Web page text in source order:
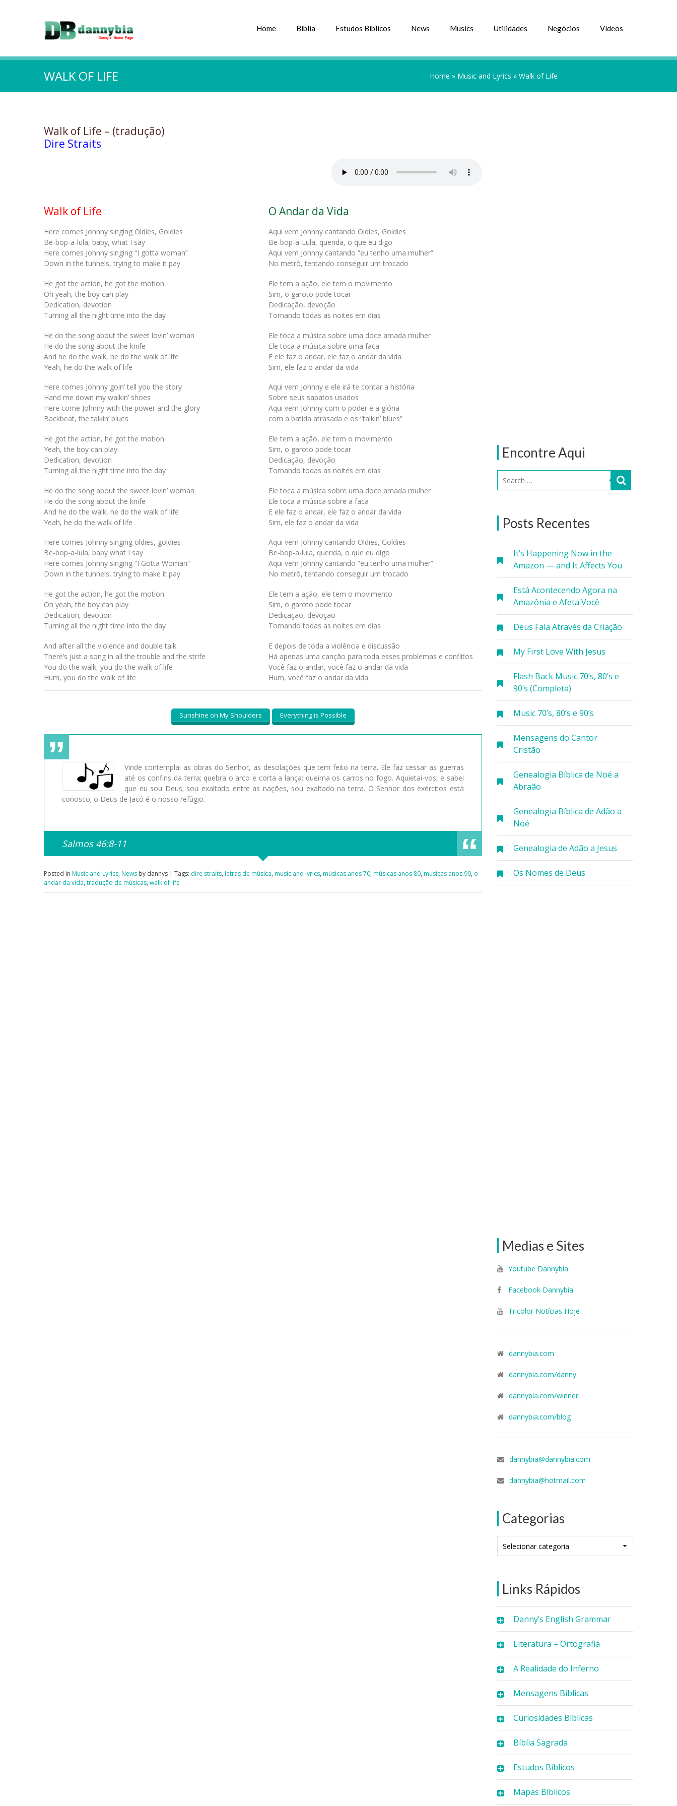
Home Bíblia Estudos Bíblicos News Musics Utilidades Negócios Vídeos
WALK OF LIFE Home » Music and Lyrics » Walk of Life
Encontre Aqui
Posts Recentes
It’s Happening Now in the
Amazon — and It Affects You
Está Acontecendo Agora na
Amazônia e Afeta Você
Deus Fala Através da Criação
My First Love With Jesus
Flash Back Music 70’s, 80’s e
90’s (Completa)
Music 70’s, 80’s e 90’s
Mensagens do Cantor
Cristão
Genealogia Bíblica de Noé a
Abraão
Genealogia Bíblica de Adão a
Noé
Genealogia de Adão a Jesus
Os Nomes de Deus
Medias e Sites
Youtube Dannybia
Facebook Dannybia
Tricolor Notícias Hoje
dannybia.com
dannybia.com/danny
dannybia.com/winner
dannybia.com/blog
dannybia@dannybia.com
dannybia@hotmail.com
Categorias
Links Rápidos
Danny’s English Grammar
Literatura – Ortografia
A Realidade do Inferno
Mensagens Bíblicas
Curiosidades Bíblicas
Bíblia Sagrada
Estudos Bíblicos
Mapas Bíblicos
Walk of Life – (tradução)
Dire Straits
Walk of Life
Here comes Johnny singing Oldies, Goldies
Be-bop-a-lula, baby, what I say
Here comes Johnny singing “I gotta woman”
Down in the tunnels, trying to make it pay
He got the action, he got the motion
Oh yeah, the boy can play
Dedication, devotion
Turning all the night time into the day
He do the song about the sweet lovin’ woman
He do the song about the knife
And he do the walk, he do the walk of life
Yeah, he do the walk of life
Here comes Johnny goin’ tell you the story
Hand me down my walkin’ shoes
Here come Johnny with the power and the glory
Backbeat, the talkin’ blues
He got the action, he got the motion
Yeah, the boy can play
Dedication, devotion
Turning all the night time into the day
He do the song about the sweet lovin’ woman
He do the song about the knife
And he do the walk, he do the walk of life
Yeah, he do the walk of life
Here comes Johnny singing oldies, goldies
Be-bop-a-lula, baby what I say
Here comes Johnny singing “I Gotta Woman”
Down in the tunnels, trying to make it pay
He got the action, he got the motion
Oh yeah, the boy can play
Dedication, devotion
Turning all the night time into the day
And after all the violence and double talk
There’s just a song in all the trouble and the strife
You do the walk, you do the walk of life
Hum, you do the walk of life
O Andar da Vida
Aqui vem Johnny cantando Oldies, Goldies
Be-bop-a-Lula, querida, o que eu digo
Aqui vem Johnny cantando “eu tenho uma mulher”
No metrô, tentando conseguir um trocado
Ele tem a ação, ele tem o movimento
Sim, o garoto pode tocar
Dedicação, devoção
Tornando todas as noites em dias
Ele toca a música sobre uma doce amada mulher
Ele toca a música sobre uma faca
E ele faz o andar, ele faz o andar da vida
Sim, ele faz o andar da vida
Aqui vem Johnny e ele irá te contar a história
Sobre seus sapatos usados
Aqui vem Johnny com o poder e a glória
com a batida atrasada e os “talkin’ blues”
Ele tem a ação, ele tem o movimento
Sim, o garoto pode tocar
Dedicação, devoção
Tornando todas as noites em dias
Ele toca a música sobre uma doce amada mulher
Ele toca a música sobre a faca
E ele faz o andar, ele faz o andar da vida
Sim, ele faz o andar da vida
Aqui vem Johnny cantando Oldies, Goldies
Be-bop-a-lula, querida, o que eu digo
Aqui vem Johnny cantando “eu tenho uma mulher”
No metrô, tentando conseguir um trocado
Ele tem a ação, ele tem o movimento
Sim, o garoto pode tocar
Dedicação, devoção
Tornando todas as noites em dias
E depois de toda a violência e discussão
Há apenas uma canção para toda esses problemas e conflitos
Você faz o andar, você faz o andar da vida
Hum, você faz o andar da vida
Sunshine on My Shoulders Everything is Possible
Vinde contemplai as obras do Senhor, as desolações que tem feito na terra. Ele faz cessar as guerras
até os confins da terra; quebra o arco e corta a lança; queima os carros no fogo. Aquietai-vos, e sabei
que eu sou Deus; sou exaltado entre as nações, sou exaltado na terra. O Senhor dos exércitos está
conosco; o Deus de Jacó é o nosso refúgio.
Salmos 46:8-11
Posted in Music and Lyrics, News by dannys | Tags: dire straits, letras de música, music and lyrics, músicas anos 70, músicas anos 80, músicas anos 90, o
andar da vida, tradução de músicas, walk of life